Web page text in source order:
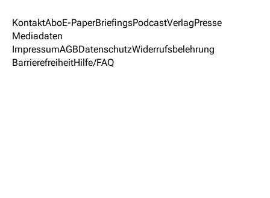
KontaktAboE-PaperBriefingsPodcastVerlagPresse
Mediadaten
ImpressumAGBDatenschutzWiderrufsbelehrung
BarrierefreiheitHilfe/FAQ